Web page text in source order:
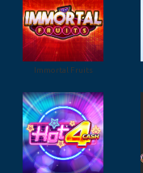
Immortal Fruits